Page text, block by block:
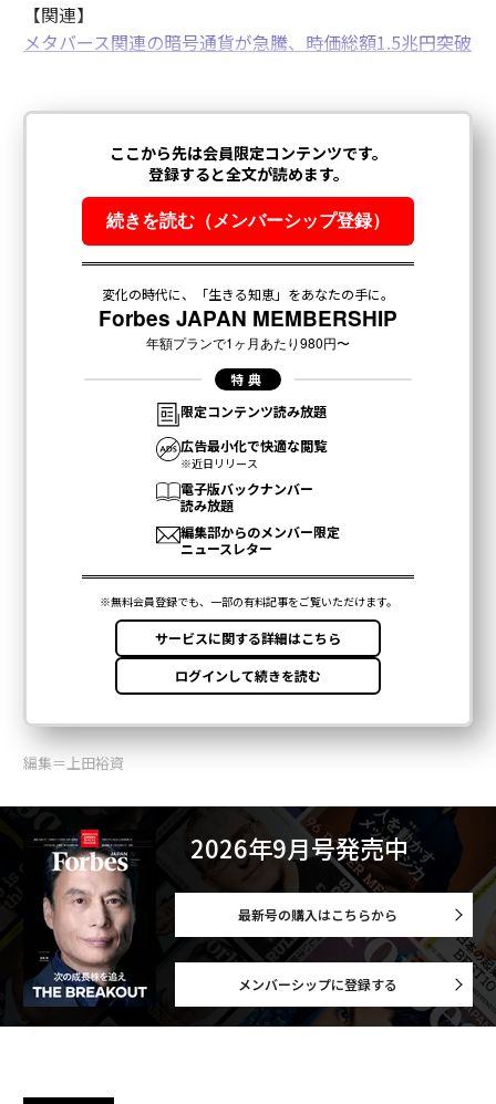
【関連】
メタバース関連の暗号通貨が急騰、時価総額1.5兆円突破
編集＝上田裕資
2026年9月号発売中
最新号の購入はこちらから
メンバーシップに登録する